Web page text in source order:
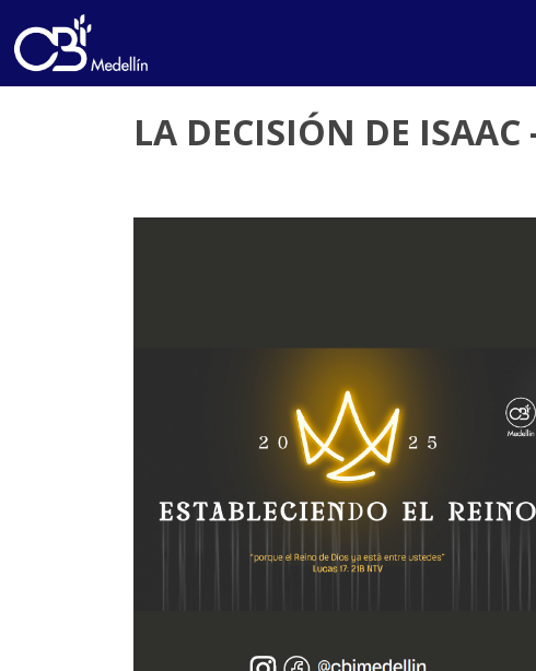
LA DECISIÓN DE ISAAC